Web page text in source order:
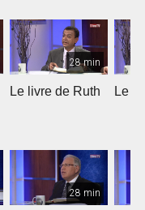
28 min
Le livre de Ruth Le
28 min